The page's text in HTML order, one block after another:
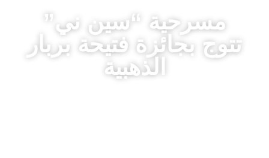
مسرحية “سين ني”
تتوج بجائزة فتيحة بربار
الذهبية